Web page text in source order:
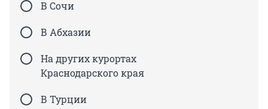
В Сочи
В Абхазии
На других курортах
Краснодарского края
В Турции